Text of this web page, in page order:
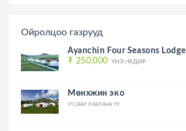
Ойролцоо газрууд
Ayanchin Four Seasons Lodge
₮ 250,000 ҮНЭ/ӨДӨР
Мөнхжин эко
УТСААР ЛАВЛАНА УУ